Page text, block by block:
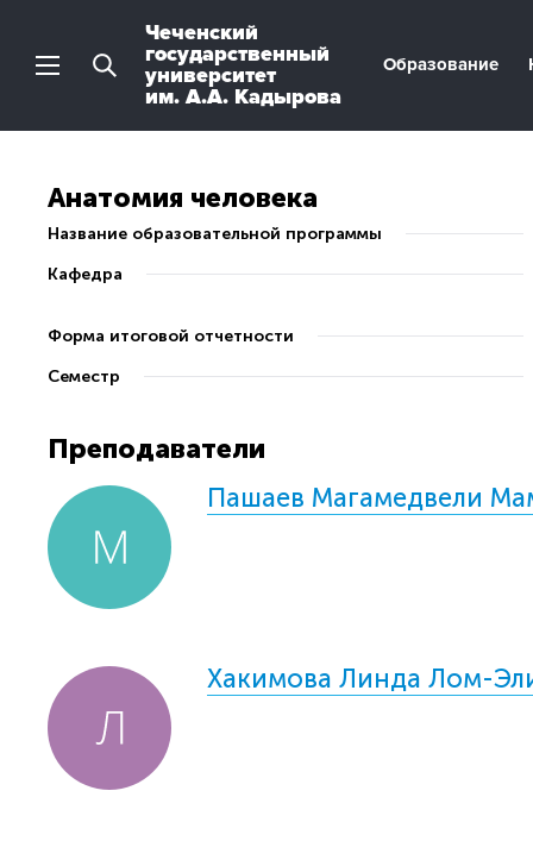
Чеченский
государственный
университет
им. А.А. Кадырова
Образование
Анатомия человека
Название образовательной программы
Кафедра
Форма итоговой отчетности
Семестр
Преподаватели
Пашаев Магамедвели
Хакимова Линда Лом-